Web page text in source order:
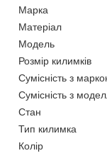
Марка
Матеріал
Модель
Розмір килимків
Сумісність з
Сумісність з
Стан
Тип килимка
Колір